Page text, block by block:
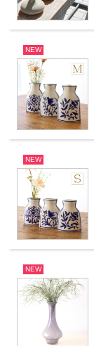
NEW
NEW
NEW